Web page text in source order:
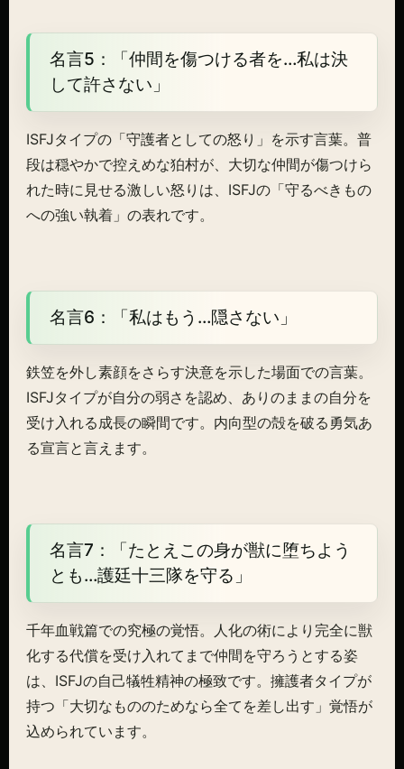
名言5：「仲間を傷つける者を…私は決
して許さない」
ISFJタイプの「守護者としての怒り」を示す言葉。普
段は穏やかで控えめな狛村が、大切な仲間が傷つけら
れた時に見せる激しい怒りは、ISFJの「守るべきもの
への強い執着」の表れです。
名言6：「私はもう…隠さない」
鉄笠を外し素顔をさらす決意を示した場面での言葉。
ISFJタイプが自分の弱さを認め、ありのままの自分を
受け入れる成長の瞬間です。内向型の殻を破る勇気あ
る宣言と言えます。
名言7：「たとえこの身が獣に堕ちよう
とも…護廷十三隊を守る」
千年血戦篇での究極の覚悟。人化の術により完全に獣
化する代償を受け入れてまで仲間を守ろうとする姿
は、ISFJの自己犠牲精神の極致です。擁護者タイプが
持つ「大切なもののためなら全てを差し出す」覚悟が
込められています。